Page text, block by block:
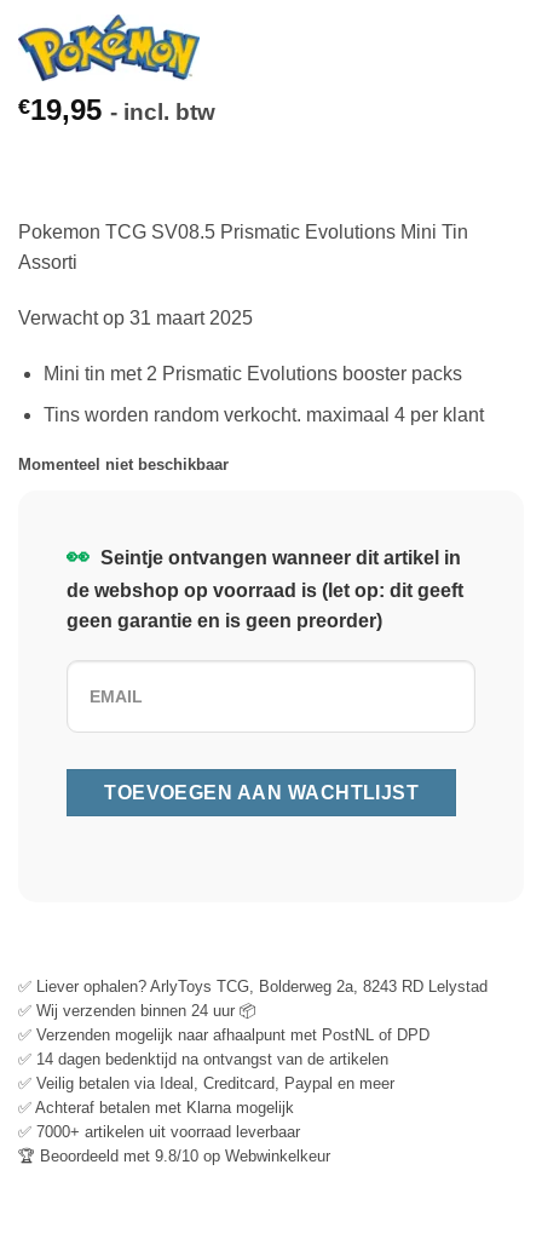
€19,95 - incl. btw
Pokemon TCG SV08.5 Prismatic Evolutions Mini Tin
Assorti
Verwacht op 31 maart 2025
Mini tin met 2 Prismatic Evolutions booster packs
Tins worden random verkocht. maximaal 4 per klant
Momenteel niet beschikbaar
👀 Seintje ontvangen wanneer dit artikel in
de webshop op voorraad is (let op: dit geeft
geen garantie en is geen preorder)
✅ Liever ophalen? ArlyToys TCG, Bolderweg 2a, 8243 RD Lelystad
✅ Wij verzenden binnen 24 uur 📦
✅ Verzenden mogelijk naar afhaalpunt met PostNL of DPD
✅ 14 dagen bedenktijd na ontvangst van de artikelen
✅ Veilig betalen via Ideal, Creditcard, Paypal en meer
✅ Achteraf betalen met Klarna mogelijk
✅ 7000+ artikelen uit voorraad leverbaar
🏆 Beoordeeld met 9.8/10 op Webwinkelkeur